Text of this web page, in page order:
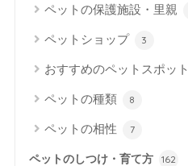
ペットの保護施設・里親
ペットショップ 3
おすすめのペットスポット
ペットの種類 8
ペットの相性 7
ペットのしつけ・育て方 162